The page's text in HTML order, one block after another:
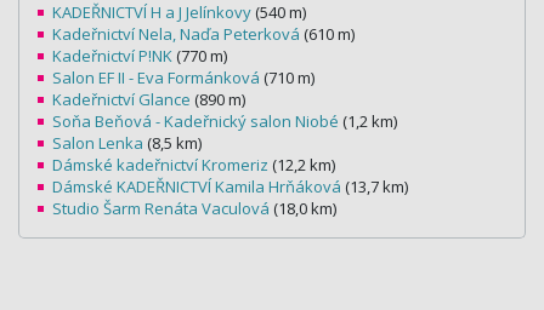
KADEŘNICTVÍ H a J Jelínkovy (540 m)
Kadeřnictví Nela, Naďa Peterková (610 m)
Kadeřnictví P!NK (770 m)
Salon EF II - Eva Formánková (710 m)
Kadeřnictví Glance (890 m)
Soňa Beňová - Kadeřnický salon Niobé (1,2 km)
Salon Lenka (8,5 km)
Dámské kadeřnictví Kromeriz (12,2 km)
Dámské KADEŘNICTVÍ Kamila Hrňáková (13,7 km)
Studio Šarm Renáta Vaculová (18,0 km)